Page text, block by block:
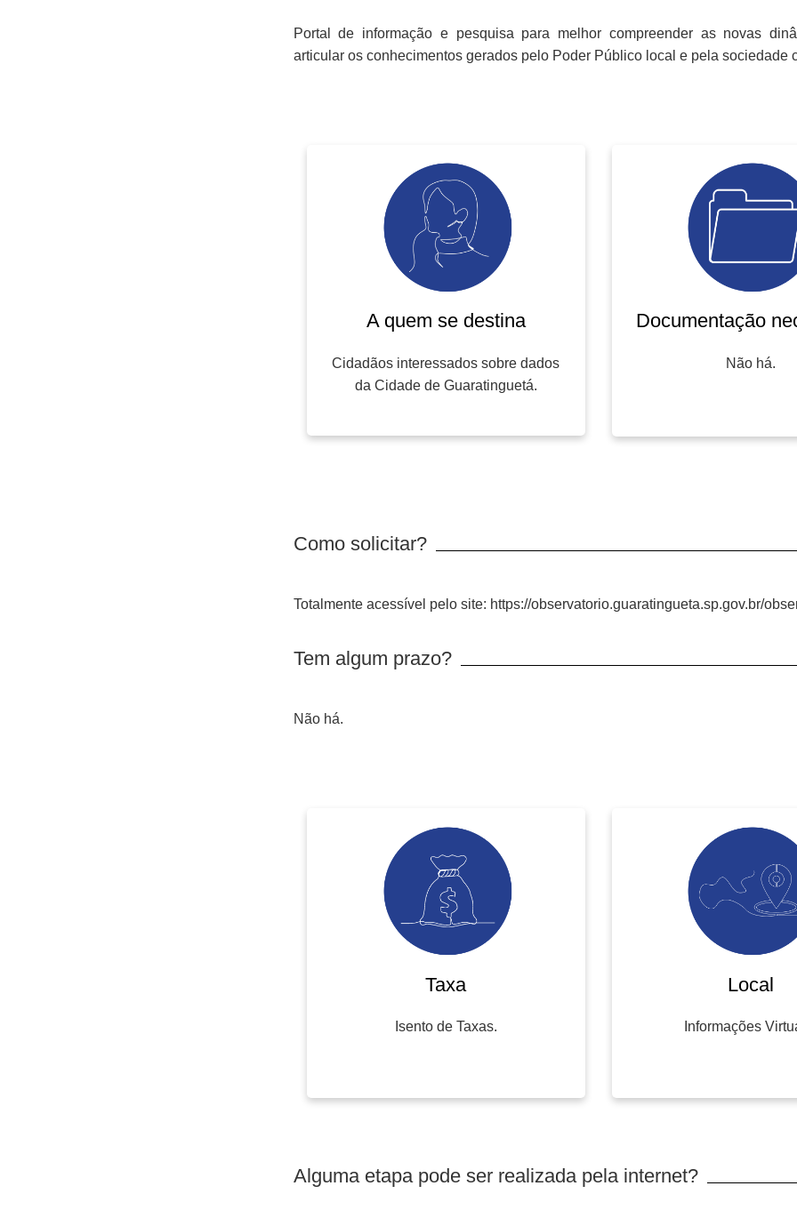
Portal de informação e pesquisa para melhor compreender as novas
articular os conhecimentos gerados pelo Poder Público local e pela sociedade
A quem se destina
Cidadãos interessados sobre dados
da Cidade de Guaratinguetá.
Documentação
Não há.
Como solicitar?
Totalmente acessível pelo site: https://observatorio.guaratingueta.sp.gov.br/
Tem algum prazo?
Não há.
Taxa
Isento de Taxas.
Local
Informações
Alguma etapa pode ser realizada pela internet?